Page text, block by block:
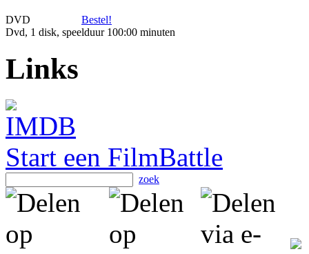
DVD
Bestel!
Dvd, 1 disk, speelduur 100:00 minuten
Links
Start een FilmBattle
zoek